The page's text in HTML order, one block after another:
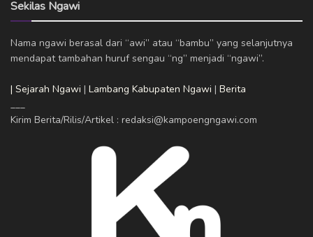
Sekilas Ngawi
Nama ngawi berasal dari “awi” atau “bambu” yang selanjutnya
mendapat tambahan huruf sengau “ng” menjadi “ngawi”.
| Sejarah Ngawi | Lambang Kabupaten Ngawi | Berita
___
Kirim Berita/Rilis/Artikel : redaksi@kampoengngawi.com